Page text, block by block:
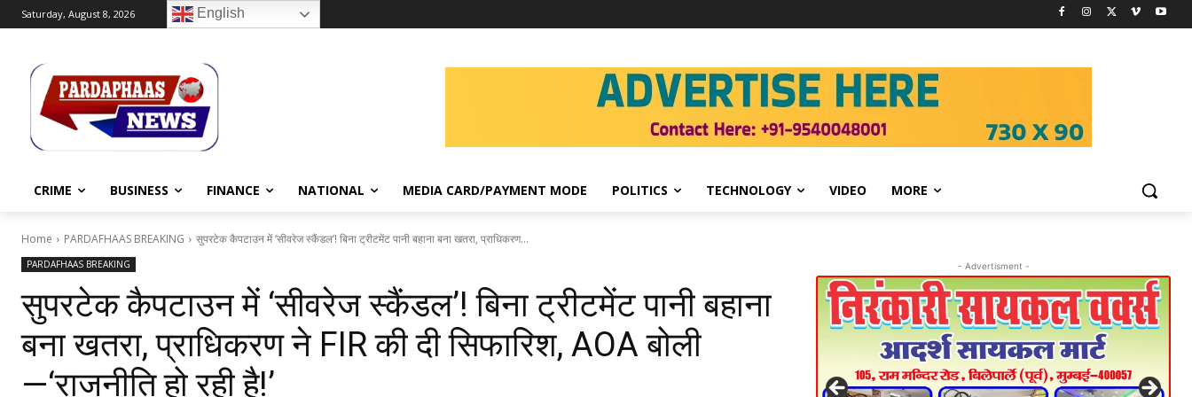
Saturday, August 8, 2026 English
CRIME BUSINESS FINANCE NATIONAL MEDIA CARD/PAYMENT MODE POLITICS TECHNOLOGY VIDEO MORE
Home PARDAFHAAS BREAKING सुपरटेक कैपटाउन में ‘सीवरेज स्कैंडल’! बिना ट्रीटमेंट पानी बहाना बना खतरा, प्राधिकरण...
PARDAFHAAS BREAKING
सुपरटेक कैपटाउन में ‘सीवरेज स्कैंडल’! बिना ट्रीटमेंट पानी बहाना
बना खतरा, प्राधिकरण ने FIR की दी सिफारिश, AOA बोली
—‘राजनीति हो रही है!’
- Advertisment -